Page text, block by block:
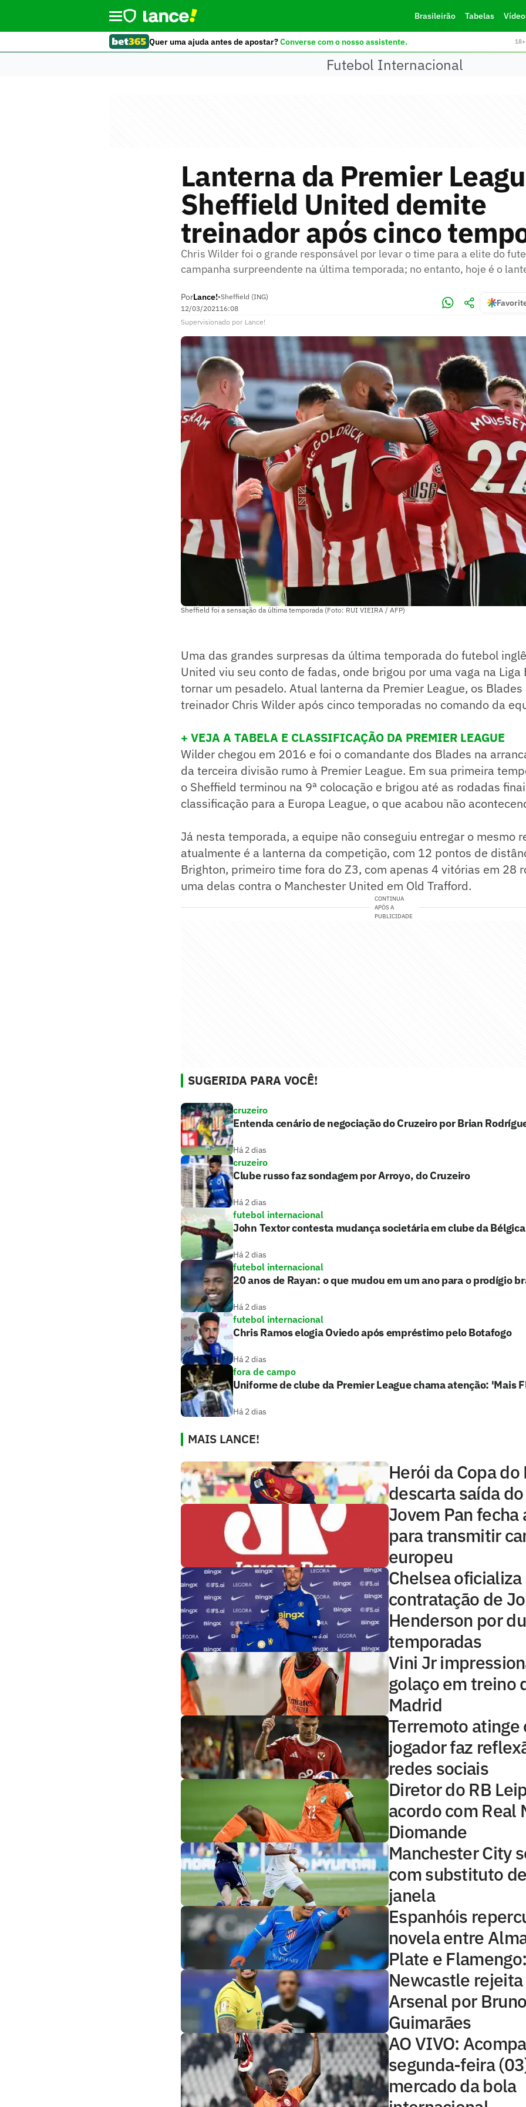
Brasileirão Tabelas
Quer uma ajuda antes de apostar?Converse com o nosso assistente.
Futebol Internacional
Lanterna da Premier
Sheffield United demite
treinador após cinco
Chris Wilder foi o grande responsável por levar o time para a elite do
campanha surpreendente na última temporada; no entanto, hoje é o
PorLance!•Sheffield (ING)
12/03/202116:08
Supervisionado por Lance!
Sheffield foi a sensação da última temporada (Foto: RUI VIEIRA / AFP)
Uma das grandes surpresas da última temporada do futebol
United viu seu conto de fadas, onde brigou por uma vaga na Liga
tornar um pesadelo. Atual lanterna da Premier League, os
treinador Chris Wilder após cinco temporadas no comando da
+ VEJA A TABELA E CLASSIFICAÇÃO DA PREMIER LEAGUE
Wilder chegou em 2016 e foi o comandante dos Blades na
da terceira divisão rumo à Premier League. Em sua primeira
o Sheffield terminou na 9ª colocação e brigou até as rodadas
classificação para a Europa League, o que acabou não
Já nesta temporada, a equipe não conseguiu entregar o mesmo
atualmente é a lanterna da competição, com 12 pontos de
Brighton, primeiro time fora do Z3, com apenas 4 vitórias em 28
uma delas contra o Manchester United em Old Trafford.
CONTINUA
APÓS A
PUBLICIDADE
SUGERIDA PARA VOCÊ!
cruzeiro
Entenda cenário de negociação do Cruzeiro por Brian
Há 2 dias
cruzeiro
Clube russo faz sondagem por Arroyo, do Cruzeiro
Há 2 dias
futebol internacional
John Textor contesta mudança societária em clube da Bélgica
Há 2 dias
futebol internacional
20 anos de Rayan: o que mudou em um ano para o prodígio
Há 2 dias
futebol internacional
Chris Ramos elogia Oviedo após empréstimo pelo Botafogo
Há 2 dias
fora de campo
Uniforme de clube da Premier League chama atenção: 'Mais
Há 2 dias
MAIS LANCE!
Herói da Copa do
descarta saída
Jovem Pan fecha
para transmitir
europeu
Chelsea oficializa
contratação de
Henderson por
temporadas
Vini Jr
golaço em treino
Madrid
Terremoto atinge
jogador faz
redes sociais
Diretor do RB
acordo com Real
Diomande
Manchester City
com substituto
janela
Espanhóis
novela entre
Plate e
Newcastle
Arsenal por Bruno
Guimarães
AO VIVO:
segunda-feira
mercado da bola